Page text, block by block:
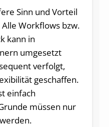
Sinn und Vorteil
Workflows bzw.
kann in
umgesetzt
verfolgt,
geschaffen.
einfach
müssen nur